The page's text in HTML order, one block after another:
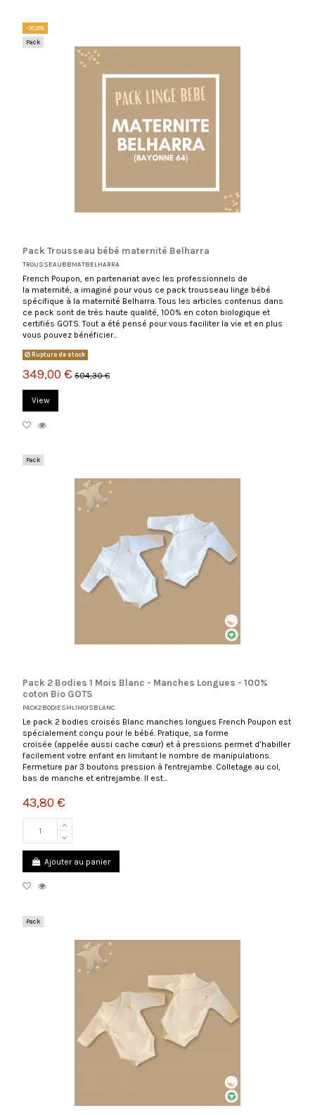
-30,8%
Pack
Pack Trousseau bébé maternité Belharra
TROUSSEAUBBMATBELHARRA
French Poupon, en partenariat avec les professionnels de
la maternité, a imaginé pour vous ce pack trousseau linge bébé
spécifique à la maternité Belharra. Tous les articles contenus dans
ce pack sont de très haute qualité, 100% en coton biologique et
certifiés GOTS. Tout a été pensé pour vous faciliter la vie et en plus
vous pouvez bénéficier...
Rupture de stock
349,00 € 504,30 €
View
Pack
Pack 2 Bodies 1 Mois Blanc - Manches Longues - 100%
coton Bio GOTS
PACK2BODIESML1MOISBLANC
Le pack 2 bodies croisés Blanc manches longues French Poupon est
spécialement conçu pour le bébé. Pratique, sa forme
croisée (appelée aussi cache cœur) et à pressions permet d’habiller
facilement votre enfant en limitant le nombre de manipulations.
Fermeture par 3 boutons pression à l'entrejambe. Colletage au col,
bas de manche et entrejambe. Il est...
43,80 €
Ajouter au panier
Pack